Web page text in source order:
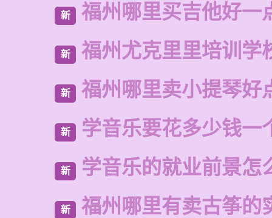
新 福州哪里买吉他好一
新 福州尤克里里培训学
新 福州哪里卖小提琴好
新 学音乐要花多少钱一
新 学音乐的就业前景怎
新 福州哪里有卖古筝的